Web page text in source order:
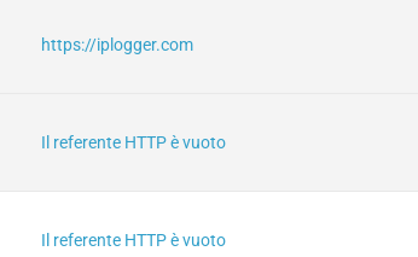
https://iplogger.com
Il referente HTTP è vuoto
Il referente HTTP è vuoto